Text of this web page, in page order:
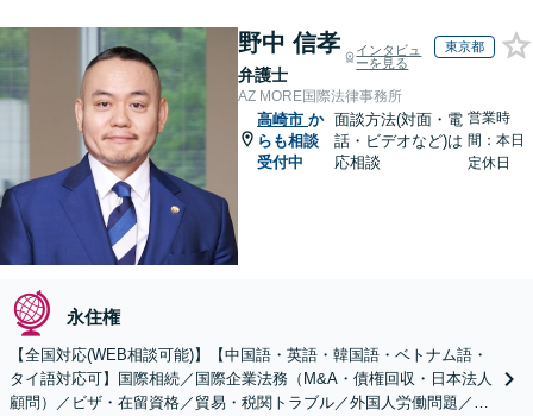
野中 信孝
弁護士
インタビュ
ーを見る
東京都
AZ MORE国際法律事務所
高崎市 か
らも相談
受付中
面談方法(対面・電
話・ビデオなど)は
応相談
営業時
間：本日
定休日
永住権
【全国対応(WEB相談可能)】【中国語・英語・韓国語・ベトナム語・
タイ語対応可】国際相続／国際企業法務（M&A・債権回収・日本法人
顧問）／ビザ・在留資格／貿易・税関トラブル／外国人労働問題／外